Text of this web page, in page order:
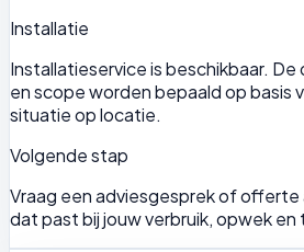
Installatie
Installatieservice is beschikbaar.
en scope worden bepaald op basis
situatie op locatie.
Volgende stap
Vraag een adviesgesprek of offerte
dat past bij jouw verbruik, opwek